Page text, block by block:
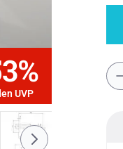
UVP